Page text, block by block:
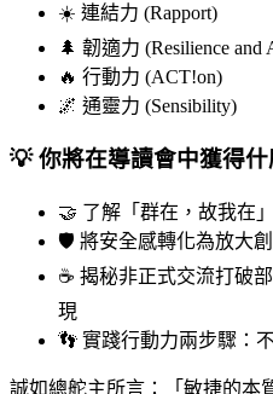
☀️ 連結力 (Rapport)
🌲 韌適力 (Resilience and
🔥 行動力 (ACT!on)
🌌 通靈力 (Sensibility)
💡 你將在導讀會中獲得什
🤝 了解「群在，故我在
🛡️ 將安全感轉化為放大
☕ 揭秘非正式交流打破
現
👣 實踐行動力兩步驟：
誠如總舵主所言：「敏捷的本